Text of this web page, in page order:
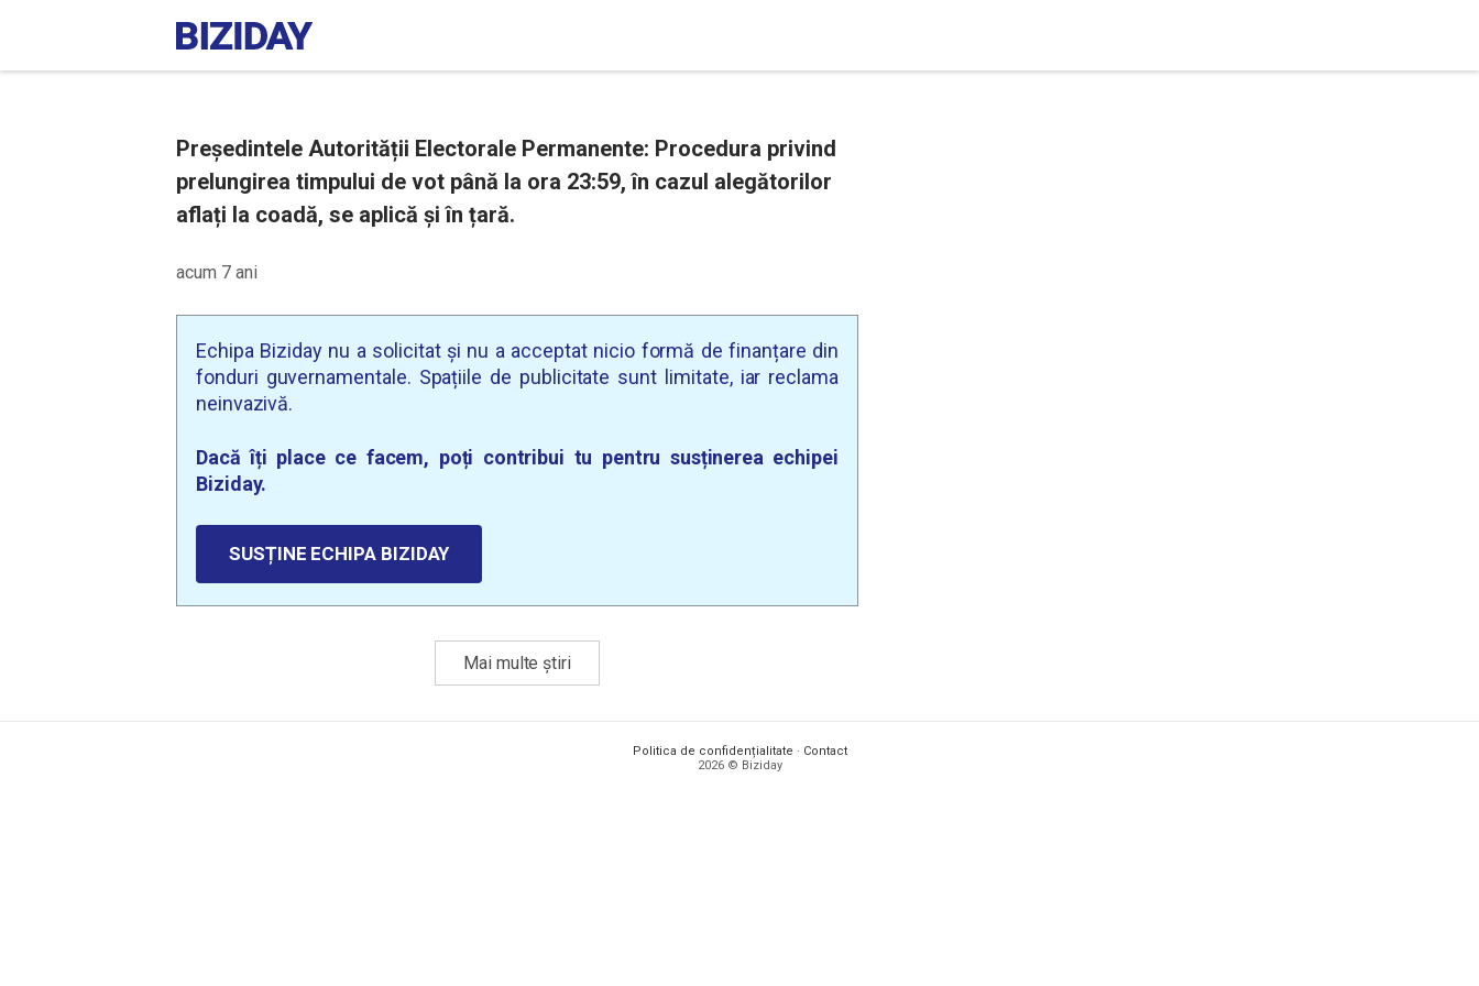
Președintele Autorității Electorale Permanente: Procedura privind
prelungirea timpului de vot până la ora 23:59, în cazul alegătorilor
aflați la coadă, se aplică și în țară.
acum 7 ani
Echipa Biziday nu a solicitat și nu a acceptat nicio formă de finanțare din
fonduri guvernamentale. Spațiile de publicitate sunt limitate, iar reclama
neinvazivă.
Dacă îți place ce facem, poți contribui tu pentru susținerea echipei
Biziday.
SUSȚINE ECHIPA BIZIDAY
Mai multe știri
Politica de confidențialitate · Contact
2026 © Biziday